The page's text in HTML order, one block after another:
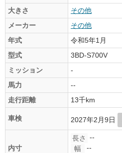
大きさ
その他
メーカー
その他
年式
令和5年1月
型式
3BD-S700V
ミッション
-
馬力
--
走行距離
13千km
車検 2027年2月9日
内寸
長さ
--
幅
--